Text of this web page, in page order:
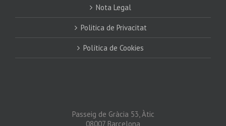
Nota Legal
Politica de Privacitat
Política de Cookies
Passeig de Gràcia 53, Àtic
08007 Barcelona